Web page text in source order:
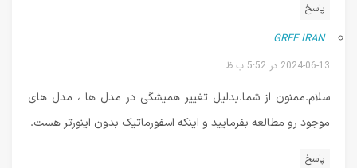
پاسخ
GREE IRAN
2024-06-13 در 5:52 ب.ظ
سلام.ممنون از شما.بدلیل تغییر همیشگی در مدل ها ، مدل های
موجود رو مطالعه بفرمایید و اینکه اسفورماتیک بدون اینورتر هست.
پاسخ